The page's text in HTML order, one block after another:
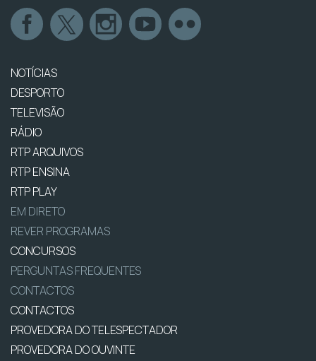
NOTÍCIAS
DESPORTO
TELEVISÃO
RÁDIO
RTP ARQUIVOS
RTP ENSINA
RTP PLAY
EM DIRETO
REVER PROGRAMAS
CONCURSOS
PERGUNTAS FREQUENTES
CONTACTOS
CONTACTOS
PROVEDORA DO TELESPECTADOR
PROVEDORA DO OUVINTE